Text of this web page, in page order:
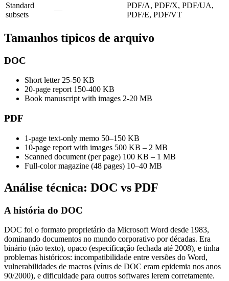
Standard
subsets
—
PDF/A, PDF/X, PDF/UA,
PDF/E, PDF/VT
Tamanhos típicos de arquivo
DOC
Short letter 25-50 KB
20-page report 150-400 KB
Book manuscript with images 2-20 MB
PDF
1-page text-only memo 50–150 KB
10-page report with images 500 KB – 2 MB
Scanned document (per page) 100 KB – 1 MB
Full-color magazine (48 pages) 10–40 MB
Análise técnica: DOC vs PDF
A história do DOC
DOC foi o formato proprietário da Microsoft Word desde 1983,
dominando documentos no mundo corporativo por décadas. Era
binário (não texto), opaco (especificação fechada até 2008), e tinha
problemas históricos: incompatibilidade entre versões do Word,
vulnerabilidades de macros (vírus de DOC eram epidemia nos anos
90/2000), e dificuldade para outros softwares lerem corretamente.